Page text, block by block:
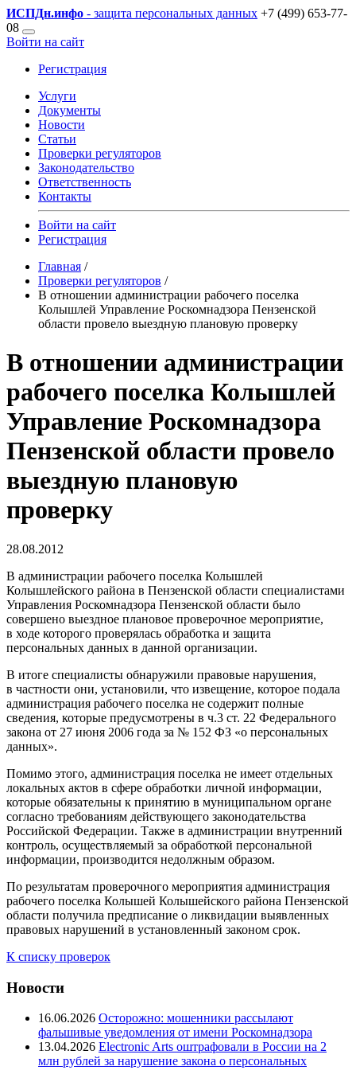
ИСПДн.инфо - защита персональных данных +7 (499) 653-77-
08
Войти на сайт
Регистрация
Услуги
Документы
Новости
Статьи
Проверки регуляторов
Законодательство
Ответственность
Контакты
Войти на сайт
Регистрация
Главная /
Проверки регуляторов /
В отношении администрации рабочего поселка
Колышлей Управление Роскомнадзора Пензенской
области провело выездную плановую проверку
В отношении администрации
рабочего поселка Колышлей
Управление Роскомнадзора
Пензенской области провело
выездную плановую
проверку
28.08.2012
В администрации рабочего поселка Колышлей
Колышлейского района в Пензенской области специалистами
Управления Роскомнадзора Пензенской области было
совершено выездное плановое проверочное мероприятие,
в ходе которого проверялась обработка и защита
персональных данных в данной организации.
В итоге специалисты обнаружили правовые нарушения,
в частности они, установили, что извещение, которое подала
администрация рабочего поселка не содержит полные
сведения, которые предусмотрены в ч.3 ст. 22 Федерального
закона от 27 июня 2006 года за № 152 ФЗ «о персональных
данных».
Помимо этого, администрация поселка не имеет отдельных
локальных актов в сфере обработки личной информации,
которые обязательны к принятию в муниципальном органе
согласно требованиям действующего законодательства
Российской Федерации. Также в администрации внутренний
контроль, осуществляемый за обработкой персональной
информации, производится недолжным образом.
По результатам проверочного мероприятия администрация
рабочего поселка Колышей Колышейского района Пензенской
области получила предписание о ликвидации выявленных
правовых нарушений в установленный законом срок.
К списку проверок
Новости
16.06.2026 Осторожно: мошенники рассылают
фальшивые уведомления от имени Роскомнадзора
13.04.2026 Electronic Arts оштрафовали в России на 2
млн рублей за нарушение закона о персональных